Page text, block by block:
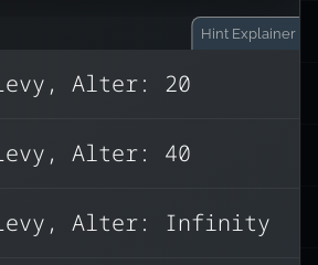
Hint Explainer
Levy, Alter: 20
Levy, Alter: 40
Levy, Alter: Infinity
person
, also wird
Infinity
😅